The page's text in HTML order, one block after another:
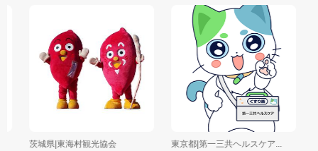
茨城県|東海村観光協会 東京都|第一三共ヘルスケア...